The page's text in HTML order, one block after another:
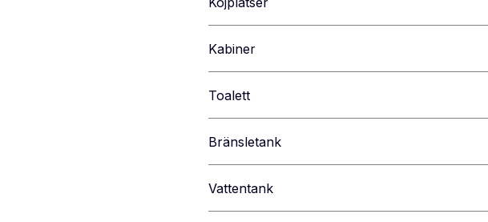
Kabiner
Toalett
Bränsletank
Vattentank